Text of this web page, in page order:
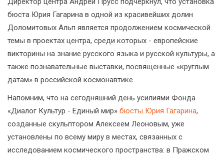
бюста Юрия Гагарина в одной из красивейших долин
Доломитовых Альп является продолжением космической
темы в проектах центра, среди которых - европейские
викторины на знание русского языка и русской культуры, а
также познавательные выставки, посвященные «круглым
датам» в российской космонавтике.
Напомним, что на сегодняшний день усилиями Фонда
«Диалог Культур - Единый мир» бюсты Юрия Гагарина,
созданные скульптором Алексеем Леоновым, уже
установлены по всему миру в местах, связанных с
исследованием космического пространства: в Пражском